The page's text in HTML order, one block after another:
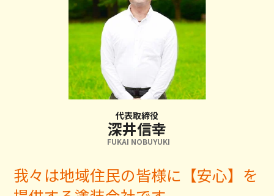
代表取締役
深井信幸
FUKAI NOBUYUKI
我々は地域住民の皆様に【安心】を